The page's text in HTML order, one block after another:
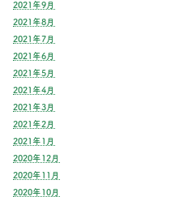
2021年9月
2021年8月
2021年7月
2021年6月
2021年5月
2021年4月
2021年3月
2021年2月
2021年1月
2020年12月
2020年11月
2020年10月